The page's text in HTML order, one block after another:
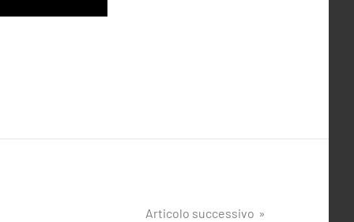
Articolo successivo